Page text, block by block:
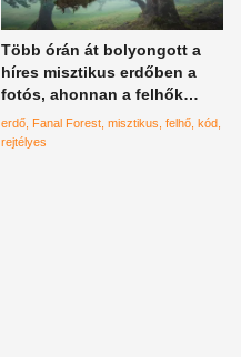
Több órán át bolyongott a
híres misztikus erdőben a
fotós, ahonnan a felhők
miatt nem talált ki
erdő Fanal Forest misztikus felhő kód
rejtélyes